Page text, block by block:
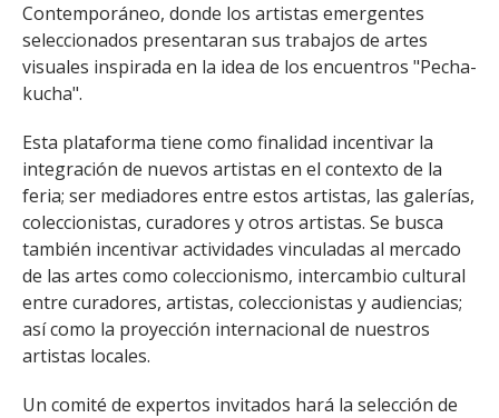
Contemporáneo, donde los artistas emergentes
seleccionados presentaran sus trabajos de artes
visuales inspirada en la idea de los encuentros "Pecha-
kucha".
Esta plataforma tiene como finalidad incentivar la
integración de nuevos artistas en el contexto de la
feria; ser mediadores entre estos artistas, las galerías,
coleccionistas, curadores y otros artistas. Se busca
también incentivar actividades vinculadas al mercado
de las artes como coleccionismo, intercambio cultural
entre curadores, artistas, coleccionistas y audiencias;
así como la proyección internacional de nuestros
artistas locales.
Un comité de expertos invitados hará la selección de